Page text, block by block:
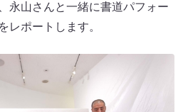
永山さんと一緒に書道パフォー
ポートします。